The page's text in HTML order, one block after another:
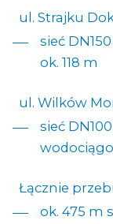
ul. Strajku
sieć
ok. 118 m
ul. Wilków
sieć
Łącznie
ok. 475 m